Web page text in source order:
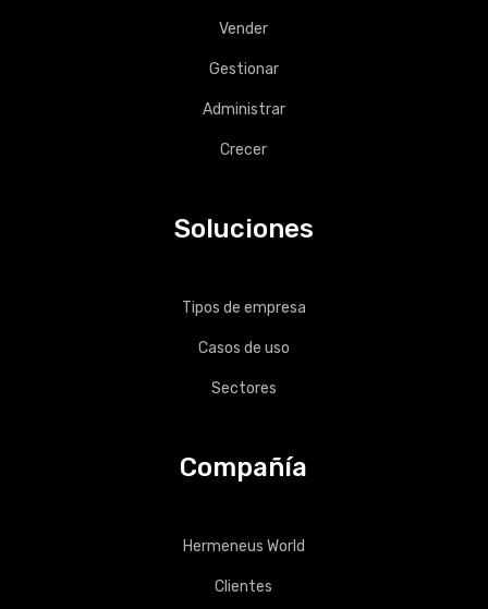
Vender
Gestionar
Administrar
Crecer
Soluciones
Tipos de empresa
Casos de uso
Sectores
Compañía
Hermeneus World
Clientes